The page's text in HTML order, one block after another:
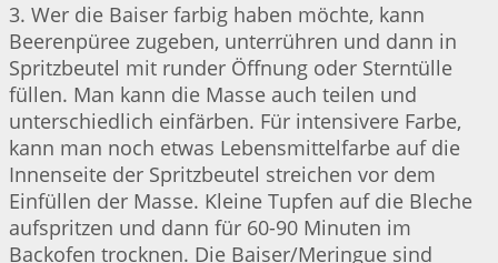
3. Wer die Baiser farbig haben möchte, kann
Beerenpüree zugeben, unterrühren und dann in
Spritzbeutel mit runder Öffnung oder Sterntülle
füllen. Man kann die Masse auch teilen und
unterschiedlich einfärben. Für intensivere Farbe,
kann man noch etwas Lebensmittelfarbe auf die
Innenseite der Spritzbeutel streichen vor dem
Einfüllen der Masse. Kleine Tupfen auf die Bleche
aufspritzen und dann für 60-90 Minuten im
Backofen trocknen. Die Baiser/Meringue sind